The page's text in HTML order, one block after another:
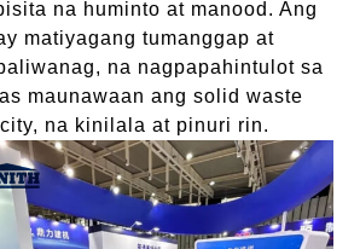
na huminto at manood. Ang
matiyagang tumanggap at
na nagpapahintulot sa
maunawaan ang solid waste
na kinilala at pinuri rin.